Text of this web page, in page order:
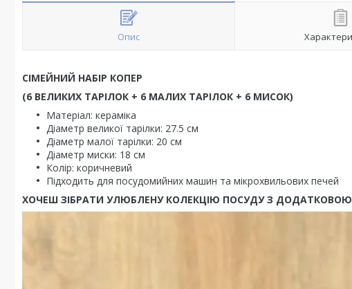
Опис
СІМЕЙНИЙ НАБІР КОПЕР
(6 ВЕЛИКИХ ТАРІЛОК + 6 МАЛИХ ТАРІЛОК + 6 МИСОК)
Матеріал: кераміка
Діаметр великої тарілки: 27.5 см
Діаметр малої тарілки: 20 см
Діаметр миски: 18 см
Колір: коричневий
Підходить для посудомийних машин та мікрохвильових печей
ХОЧЕШ ЗІБРАТИ УЛЮБЛЕНУ КОЛЕКЦІЮ ПОСУДУ З